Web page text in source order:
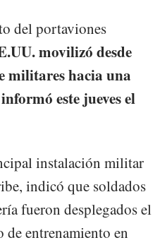
del portaviones
movilizó desde
militares hacia una
este jueves el
instalación militar
indicó que soldados
fueron desplegados el
de entrenamiento en